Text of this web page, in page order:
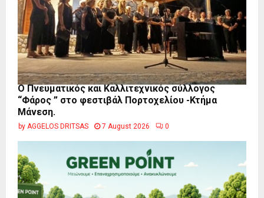
Ο Πνευματικός και Καλλιτεχνικός σύλλογος
“Φάρος ” στο φεστιβάλ Πορτοχελίου -Κτήμα
Μάνεση.
by AGGELOS DRITSAS 7 August 2026 0